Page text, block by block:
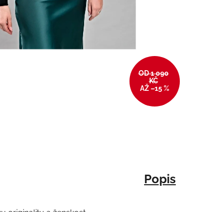
OD 1 090
KČ
AŽ –15 %
Popis